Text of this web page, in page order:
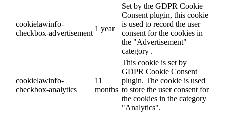
cookielawinfo-
checkbox-advertisement
1 year
Set by the GDPR Cookie
Consent plugin, this cookie
is used to record the user
consent for the cookies in
the "Advertisement"
category .
cookielawinfo-
checkbox-analytics
11
months
This cookie is set by
GDPR Cookie Consent
plugin. The cookie is used
to store the user consent for
the cookies in the category
"Analytics".